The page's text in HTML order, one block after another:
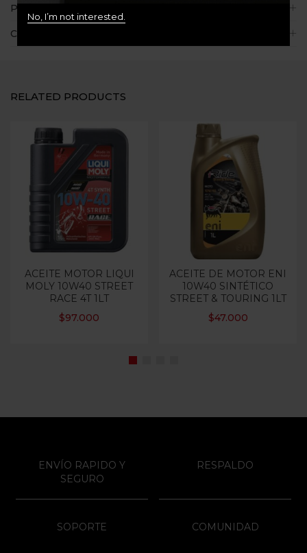
Políticas de la tienda
Consultas
RELATED PRODUCTS
ACEITE MOTOR LIQUI
MOLY 10W40 STREET
RACE 4T 1LT
$97.000
ACEITE DE MOTOR ENI
10W40 SINTÉTICO
STREET & TOURING 1LT
$47.000
No, I’m not interested.
ENVÍO RAPIDO Y
SEGURO
RESPALDO
SOPORTE COMUNIDAD